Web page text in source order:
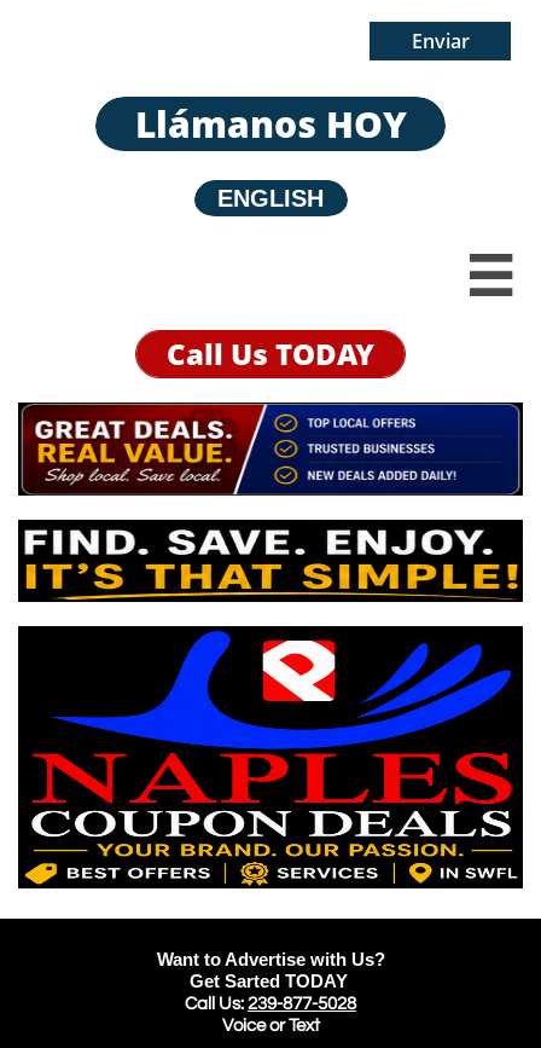
Enviar
Llámanos HOY
ENGLISH

Call Us TODAY
Want to Advertise with Us?
Get Sarted TODAY
Call Us: 239-877-5028
Voice or Text